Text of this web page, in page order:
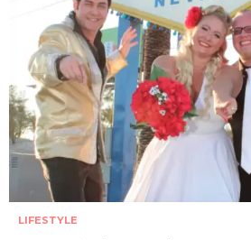
LIFESTYLE